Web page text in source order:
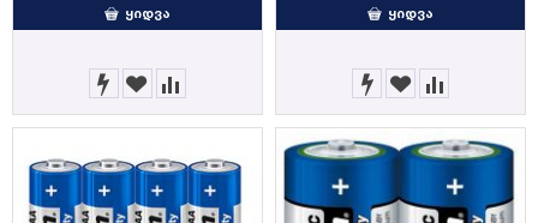
ᲧᲘᲓᲕᲐ ᲧᲘᲓᲕᲐ